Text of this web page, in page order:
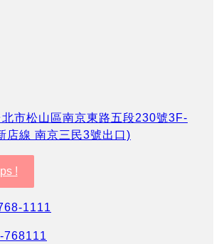
市松山區南京東路五段230號3F-
店線 南京三民3號出口)
!
1111
768111